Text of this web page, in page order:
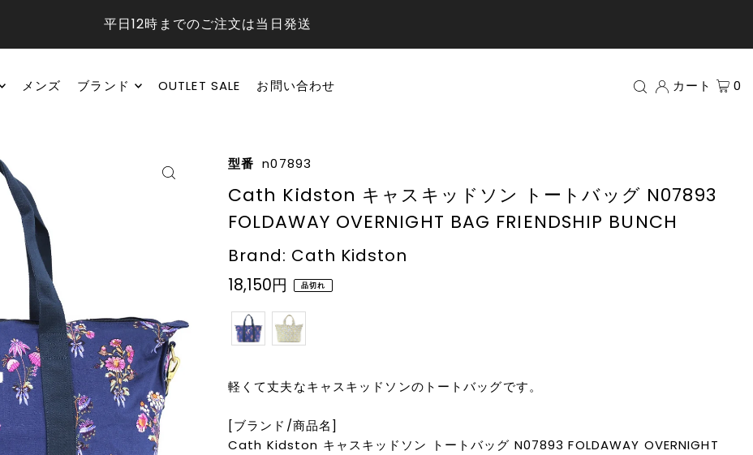
平日12時までのご注文は当日発送
メンズ ブランド OUTLET SALE お問い合わせ カート 0
型番 n07893
Cath Kidston キャスキッドソン トートバッグ N07893
FOLDAWAY OVERNIGHT BAG FRIENDSHIP BUNCH
Brand: Cath Kidston
18,150円 品切れ
軽くて丈夫なキャスキッドソンのトートバッグです。
[ブランド/商品名]
Cath Kidston キャスキッドソン トートバッグ N07893 FOLDAWAY OVERNIGHT